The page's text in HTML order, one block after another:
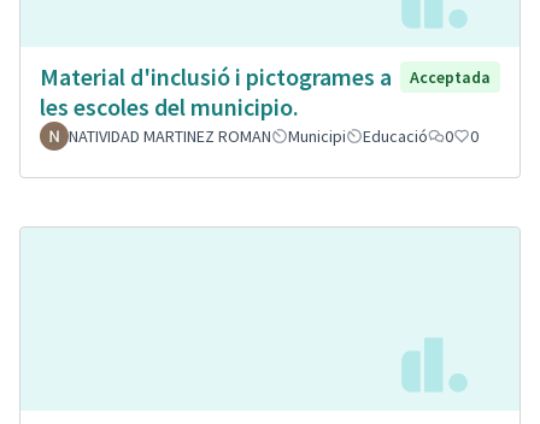
Material d'inclusió i pictogrames a
les escoles del municipio.
Acceptada
NATIVIDAD MARTINEZ ROMAN Municipi Educació 0 0